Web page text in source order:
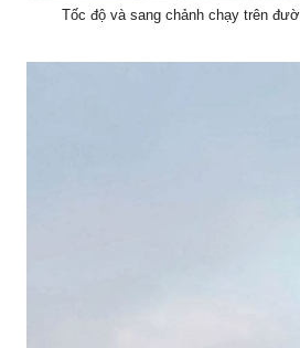
Tốc độ và sang chảnh chạy trên